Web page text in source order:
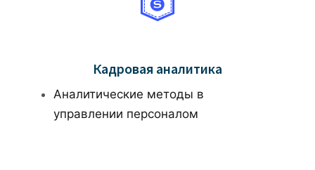
Кадровая аналитика
Аналитические методы в
управлении персоналом